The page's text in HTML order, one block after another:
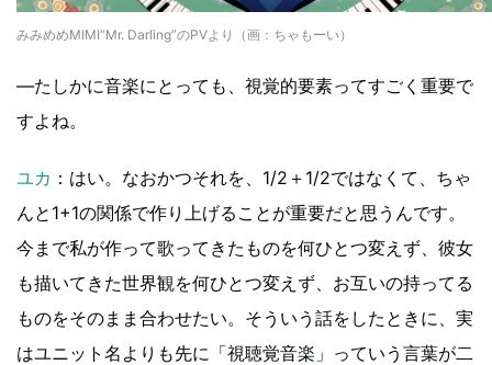
みみめめMIMI“Mr. Darling”のPVより（画：ちゃもーい）
―たしかに音楽にとっても、視覚的要素ってすごく重要で
すよね。
ユカ ：はい。なおかつそれを、1/2＋1/2ではなくて、ちゃ
んと1+1の関係で作り上げることが重要だと思うんです。
今まで私が作って歌ってきたものを何ひとつ変えず、彼女
も描いてきた世界観を何ひとつ変えず、お互いの持ってる
ものをそのまま合わせたい。そういう話をしたときに、実
はユニット名よりも先に「視聴覚音楽」っていう言葉が二